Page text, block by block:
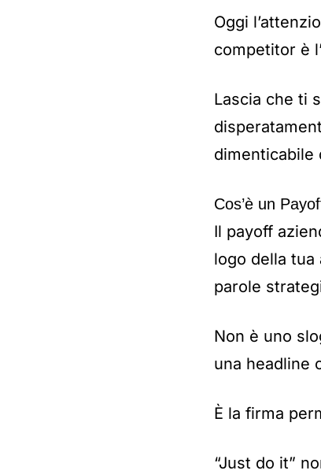
Oggi
competitor è
Lascia che ti
dimenticabile
Cos’è un
Il payoff
logo della tua
parole
Non è uno
una headline
È la firma
“Just do it”